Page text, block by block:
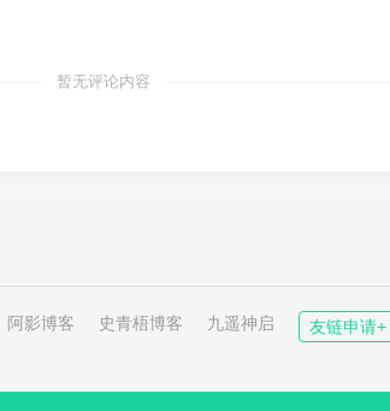
暂无评论内容
阿影博客 史青梧博客 九遥神启 友链申请+